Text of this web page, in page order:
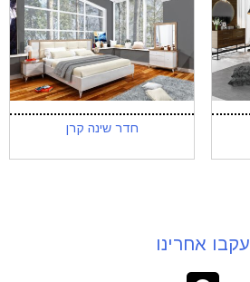
חדר שינה קרן
עקבו אחרינו